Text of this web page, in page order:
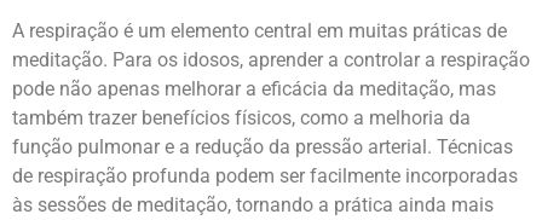
A respiração é um elemento central em muitas práticas de
meditação. Para os idosos, aprender a controlar a respiração
pode não apenas melhorar a eficácia da meditação, mas
também trazer benefícios físicos, como a melhoria da
função pulmonar e a redução da pressão arterial. Técnicas
de respiração profunda podem ser facilmente incorporadas
às sessões de meditação, tornando a prática ainda mais